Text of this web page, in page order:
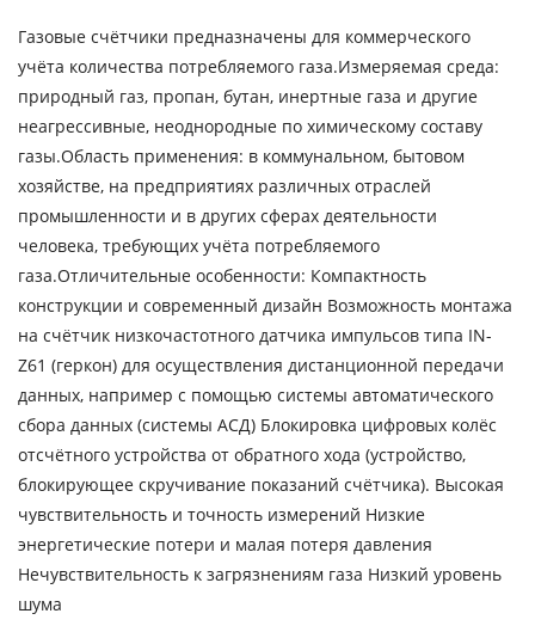
Газовые счётчики предназначены для коммерческого
учёта количества потребляемого газа.Измеряемая среда:
природный газ, пропан, бутан, инертные газа и другие
неагрессивные, неоднородные по химическому составу
газы.Область применения: в коммунальном, бытовом
хозяйстве, на предприятиях различных отраслей
промышленности и в других сферах деятельности
человека, требующих учёта потребляемого
газа.Отличительные особенности: Компактность
конструкции и современный дизайн Возможность монтажа
на счётчик низкочастотного датчика импульсов типа IN-
Z61 (геркон) для осуществления дистанционной передачи
данных, например с помощью системы автоматического
сбора данных (системы АСД) Блокировка цифровых колёс
отсчётного устройства от обратного хода (устройство,
блокирующее скручивание показаний счётчика). Высокая
чувствительность и точность измерений Низкие
энергетические потери и малая потеря давления
Нечувствительность к загрязнениям газа Низкий уровень
шума